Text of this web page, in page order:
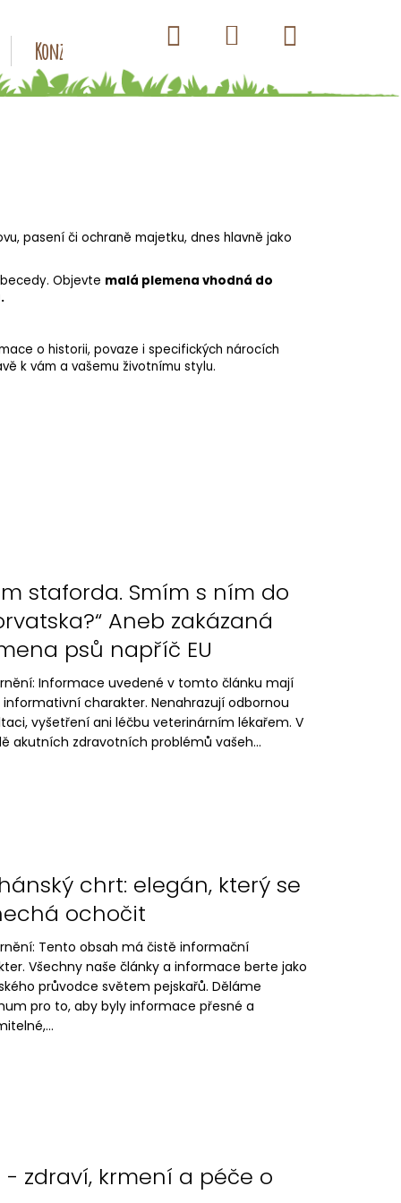
Konzervy pro psy Kapsičky pro psy
Hledat Přihlášení
košík
pasení či ochraně majetku, dnes hlavně jako
Objevte malá plemena vhodná do
o historii, povaze i specifických nárocích
k vám a vašemu životnímu stylu.
staforda. Smím s ním do
Aneb zakázaná
psů napříč EU
Informace uvedené v tomto článku mají
informativní charakter. Nenahrazují odbornou
vyšetření ani léčbu veterinárním lékařem. V
akutních zdravotních problémů vašeh...
chrt: elegán, který se
ochočit
Tento obsah má čistě informační
Všechny naše články a informace berte jako
průvodce světem pejskařů. Děláme
pro to, aby byly informace přesné a
- zdraví, krmení a péče o